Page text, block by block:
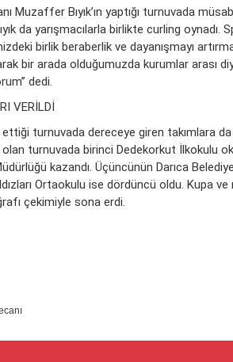
Muzaffer Bıyık’ın yaptığı turnuvada
da yarışmacılarla birlikte curling oynadı.
birlik beraberlik ve dayanışmayı
bir arada olduğumuzda kurumlar arası
dedi.
VERİLDİ
ettiği turnuvada dereceye giren takımlara
turnuvada birinci Dedekorkut İlkokulu
kazandı. Üçüncünün Darıca
Ortaokulu ise dördüncü oldu. Kupa ve
çekimiyle sona erdi.